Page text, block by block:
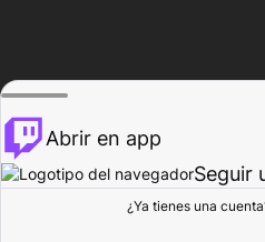
Explorar
Abrir en app
Seguir
¿Ya tienes una